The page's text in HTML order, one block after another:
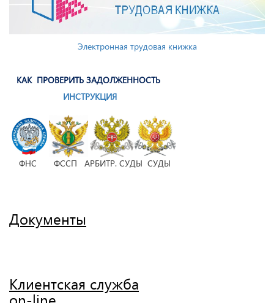
Электронная трудовая книжка
КАК ПРОВЕРИТЬ ЗАДОЛЖЕННОСТЬ
ИНСТРУКЦИЯ
ФНС ФССП АРБИТР. СУДЫ СУДЫ
Документы
Клиентская служба